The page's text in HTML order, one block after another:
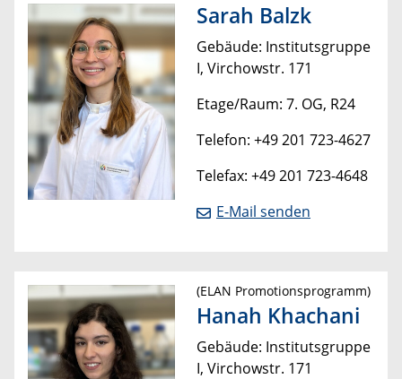
Sarah Balzk
Gebäude: Institutsgruppe
I, Virchowstr. 171
Etage/Raum: 7. OG, R24
Telefon: +49 201 723-4627
Telefax: +49 201 723-4648
E-Mail senden
(ELAN Promotionsprogramm)
Hanah Khachani
Gebäude: Institutsgruppe
I, Virchowstr. 171